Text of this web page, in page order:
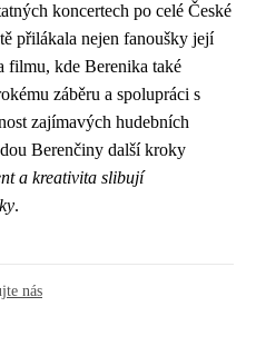
koncertech po celé České
přilákala nejen fanoušky její
filmu, kde Berenika také
záběru a spolupráci s
zajímavých hudebních
Berenčiny další kroky
a kreativita slibují
.
nás